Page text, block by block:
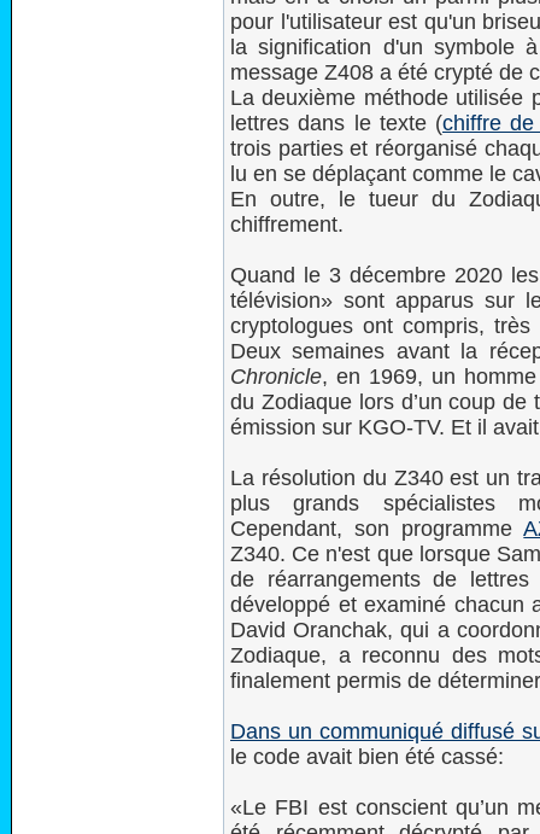
pour l'utilisateur est qu'un
la signification d'un symbole
message Z408 a été crypté de
La deuxième méthode utilisée
lettres dans le texte (chiffre de
trois parties et réorganisé
lu en se déplaçant comme le
En outre, le tueur du
chiffrement.
Quand le 3 décembre 2020
télévision» sont apparus sur
cryptologues ont compris,
Deux semaines avant la
Chronicle, en 1969, un
du Zodiaque lors d’un coup de
émission sur KGO-TV. Et il
La résolution du Z340 est un
plus grands spécialistes
Cependant, son programme
Z340. Ce n'est que lorsque
de réarrangements de
développé et examiné chacun
David Oranchak, qui a
Zodiaque, a reconnu des
finalement permis de
Dans un communiqué diffusé
le code avait bien été cassé:
«Le FBI est conscient qu’un